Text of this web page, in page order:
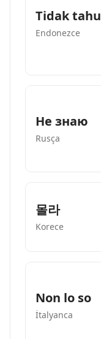
Tidak tahu
Endonezce
Не знаю
Rusça
몰라
Korece
Non lo so
İtalyanca